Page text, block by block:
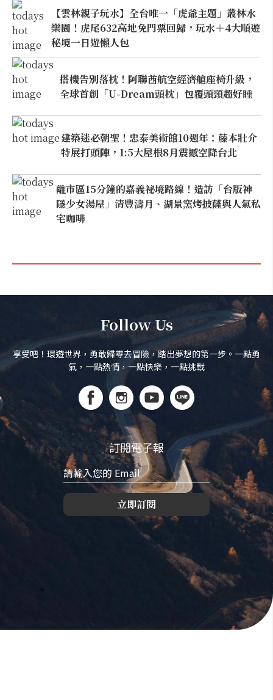
【雲林親子玩水】全台唯一「虎爺主題」叢林水
樂園！虎尾632高地免門票回歸，玩水＋4大順遊
秘境一日遊懶人包
搭機告別落枕！阿聯酋航空經濟艙座椅升級，
全球首創「U-Dream頭枕」包覆頭頸超好睡
建築迷必朝聖！忠泰美術館10週年：藤本壯介
特展打頭陣，1:5大屋根8月震撼空降台北
離市區15分鐘的嘉義祕境路線！造訪「台版神
隱少女湯屋」清豐濤月、湖景窯烤披薩與人氣私
宅咖啡
Follow Us
享受吧！環遊世界，勇敢歸零去冒險，踏出夢想的第一步。一點勇
氣，一點熱情，一點快樂，一點挑戰
訂閱電子報
立即訂閱